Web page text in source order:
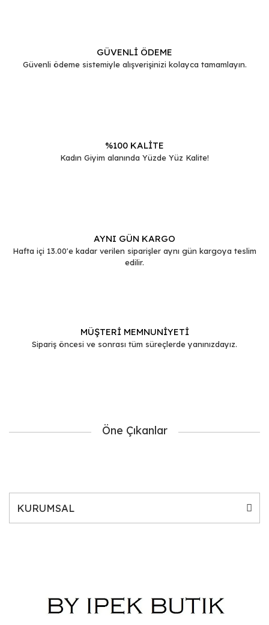
Ürün bilgilerinde hatalar bulunuyor.
GÜVENLİ ÖDEME
Güvenli ödeme sistemiyle alışverişinizi kolayca tamamlayın.
%100 KALİTE
Kadın Giyim alanında Yüzde Yüz Kalite!
AYNI GÜN KARGO
Hafta içi 13.00'e kadar verilen siparişler aynı gün kargoya teslim
edilir.
MÜŞTERİ MEMNUNİYETİ
Sipariş öncesi ve sonrası tüm süreçlerde yanınızdayız.
Öne Çıkanlar
KURUMSAL